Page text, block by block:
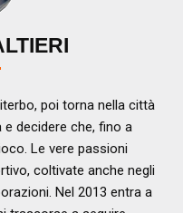
poi torna nella città
decidere che, fino a
Le vere passioni
coltivate anche negli
Nel 2013 entra a